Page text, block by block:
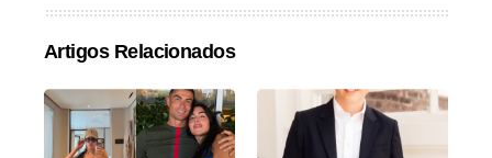
Artigos Relacionados